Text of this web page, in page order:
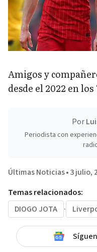
Amigos y
desde el 2022 en los
Por
Periodista con
Últimas Noticias•3 julio,
Temas relacionados:
DIOGO JOTA
·